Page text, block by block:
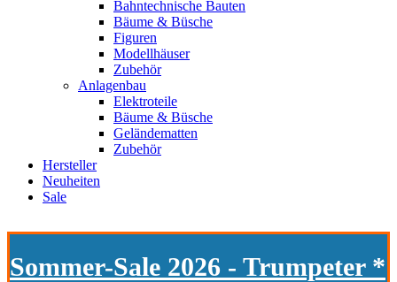
Bahntechnische Bauten
Bäume & Büsche
Figuren
Modellhäuser
Zubehör
Anlagenbau
Elektroteile
Bäume & Büsche
Geländematten
Zubehör
Hersteller
Neuheiten
Sale
Sommer-Sale 2026 - Trumpeter *